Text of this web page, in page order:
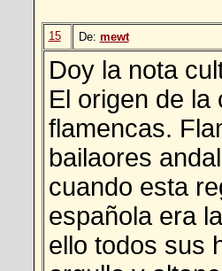
15 De: mewt
Doy la nota
El origen de
flamencas.
bailaores
cuando esta
española era
ello todos sus